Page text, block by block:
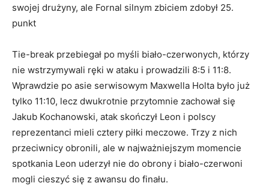
swojej drużyny, ale Fornal silnym zbiciem zdobył 25.
punkt
Tie-break przebiegał po myśli biało-czerwonych, którzy
nie wstrzymywali ręki w ataku i prowadzili 8:5 i 11:8.
Wprawdzie po asie serwisowym Maxwella Holta było już
tylko 11:10, lecz dwukrotnie przytomnie zachował się
Jakub Kochanowski, atak skończył Leon i polscy
reprezentanci mieli cztery piłki meczowe. Trzy z nich
przeciwnicy obronili, ale w najważniejszym momencie
spotkania Leon uderzył nie do obrony i biało-czerwoni
mogli cieszyć się z awansu do finału.